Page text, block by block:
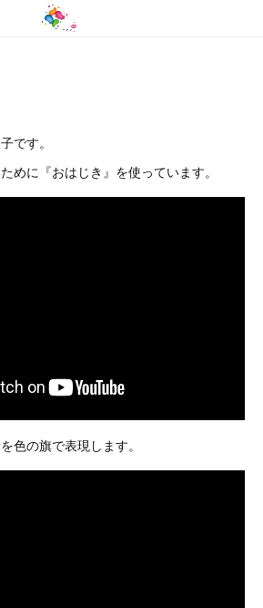
です。
めに『おはじき』を使っています。
色の旗で表現します。